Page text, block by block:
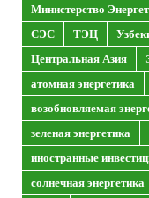
Министерство
СЭС
ТЭЦ
Центральная Азия
атомная энергетика
возобновляемая
зеленая энергетика
иностранные
солнечная энергетика